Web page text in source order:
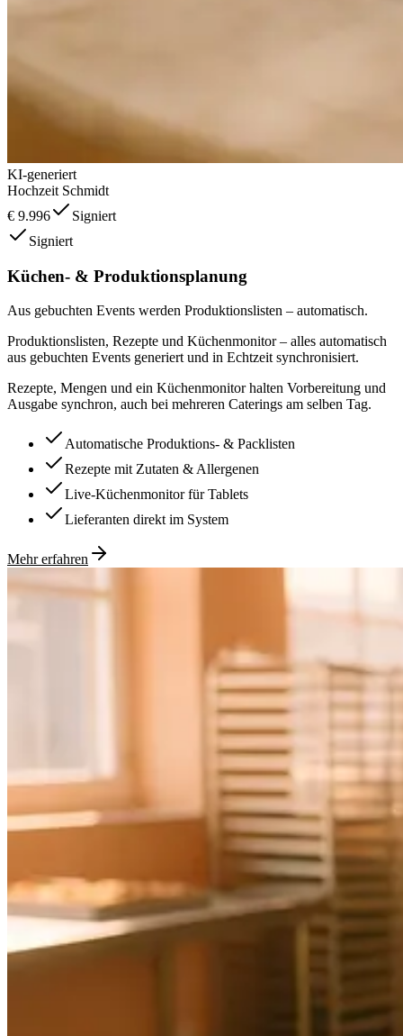
KI-generiert
Hochzeit Schmidt
€ 9.996
Signiert
Signiert
Küchen- & Produktionsplanung
Aus gebuchten Events werden Produktionslisten – automatisch.
Produktionslisten, Rezepte und Küchenmonitor – alles automatisch
aus gebuchten Events generiert und in Echtzeit synchronisiert.
Rezepte, Mengen und ein Küchenmonitor halten Vorbereitung und
Ausgabe synchron, auch bei mehreren Caterings am selben Tag.
Automatische Produktions- & Packlisten
Rezepte mit Zutaten & Allergenen
Live-Küchenmonitor für Tablets
Lieferanten direkt im System
Mehr erfahren